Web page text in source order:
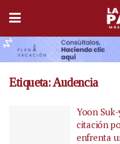
Etiqueta:Audencia
Yoon
citación
enfrenta